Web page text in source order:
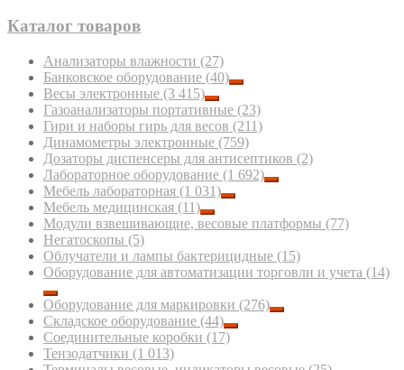
Каталог товаров
Анализаторы влажности (27)
Банковское оборудование (40)
Весы электронные (3 415)
Газоанализаторы портативные (23)
Гири и наборы гирь для весов (211)
Динамометры электронные (759)
Дозаторы диспенсеры для антисептиков (2)
Лабораторное оборудование (1 692)
Мебель лабораторная (1 031)
Мебель медицинская (11)
Модули взвешивающие, весовые платформы (77)
Негатоскопы (5)
Облучатели и лампы бактерицидные (15)
Оборудование для автоматизации торговли и учета (14)
Оборудование для маркировки (276)
Складское оборудование (44)
Соединительные коробки (17)
Тензодатчики (1 013)